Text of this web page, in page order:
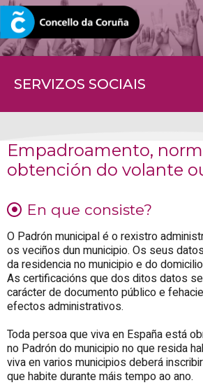
SERVIZOS SOCIAIS
CORUNA.GAL
Empadroamento,
obtención do volante
En que consiste?
O Padrón municipal é o rexistro
os veciños dun municipio. Os seus
da residencia no municipio e do
As certificacións que dos ditos datos
carácter de documento público e
efectos administrativos.
Toda persoa que viva en España está
no Padrón do municipio no que resida
viva en varios municipios deberá
que habite durante máis tempo ao ano.